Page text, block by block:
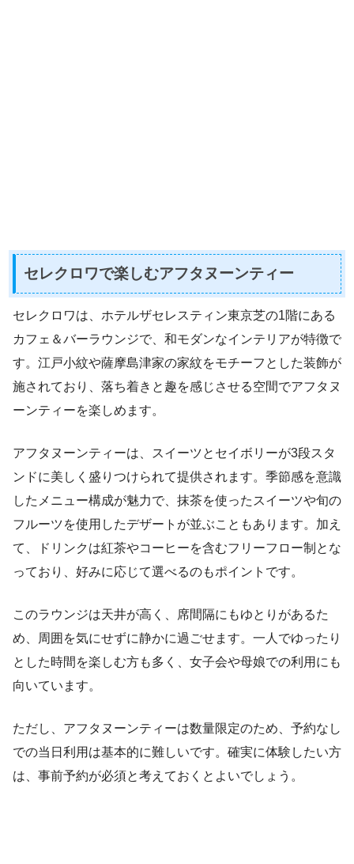
セレクロワで楽しむアフタヌーンティー
セレクロワは、ホテルザセレスティン東京芝の1階にある
カフェ＆バーラウンジで、和モダンなインテリアが特徴で
す。江戸小紋や薩摩島津家の家紋をモチーフとした装飾が
施されており、落ち着きと趣を感じさせる空間でアフタヌ
ーンティーを楽しめます。
アフタヌーンティーは、スイーツとセイボリーが3段スタ
ンドに美しく盛りつけられて提供されます。季節感を意識
したメニュー構成が魅力で、抹茶を使ったスイーツや旬の
フルーツを使用したデザートが並ぶこともあります。加え
て、ドリンクは紅茶やコーヒーを含むフリーフロー制とな
っており、好みに応じて選べるのもポイントです。
このラウンジは天井が高く、席間隔にもゆとりがあるた
め、周囲を気にせずに静かに過ごせます。一人でゆったり
とした時間を楽しむ方も多く、女子会や母娘での利用にも
向いています。
ただし、アフタヌーンティーは数量限定のため、予約なし
での当日利用は基本的に難しいです。確実に体験したい方
は、事前予約が必須と考えておくとよいでしょう。